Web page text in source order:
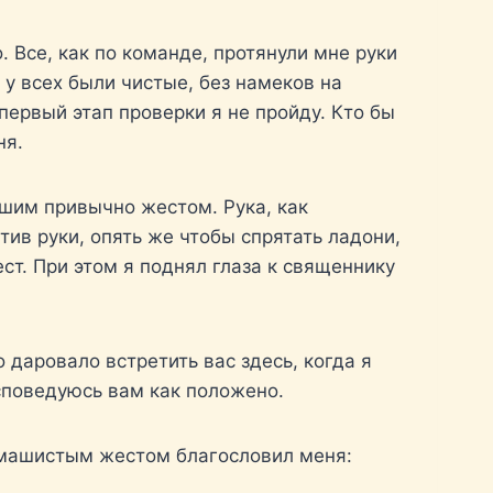
как по команде, протянули мне руки
всех были чистые, без намеков на
этап проверки я не пройду. Кто бы
привычно жестом. Рука, как
руки, опять же чтобы спрятать ладони,
При этом я поднял глаза к священнику
встретить вас здесь, когда я
вам как положено.
жестом благословил меня: